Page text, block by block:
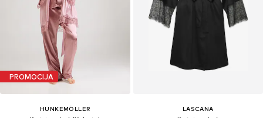
PROMOCIJA
HUNKEMÖLLER
LASCANA